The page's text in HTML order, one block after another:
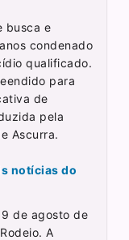
busca e
condenado
qualificado.
para
de
pela
Ascurra.
notícias do
de agosto de
A